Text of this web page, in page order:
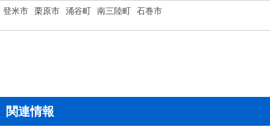
登米市 栗原市 涌谷町 南三陸町 石巻市
関連情報